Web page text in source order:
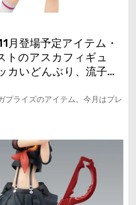
月登場予定アイテム・
トのアスカフィギュ
カいどんぶり、流子と
ラキル』皐月様も！
プライズのアイテム。今月はプレ